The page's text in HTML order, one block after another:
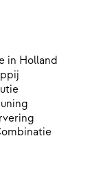
in Holland